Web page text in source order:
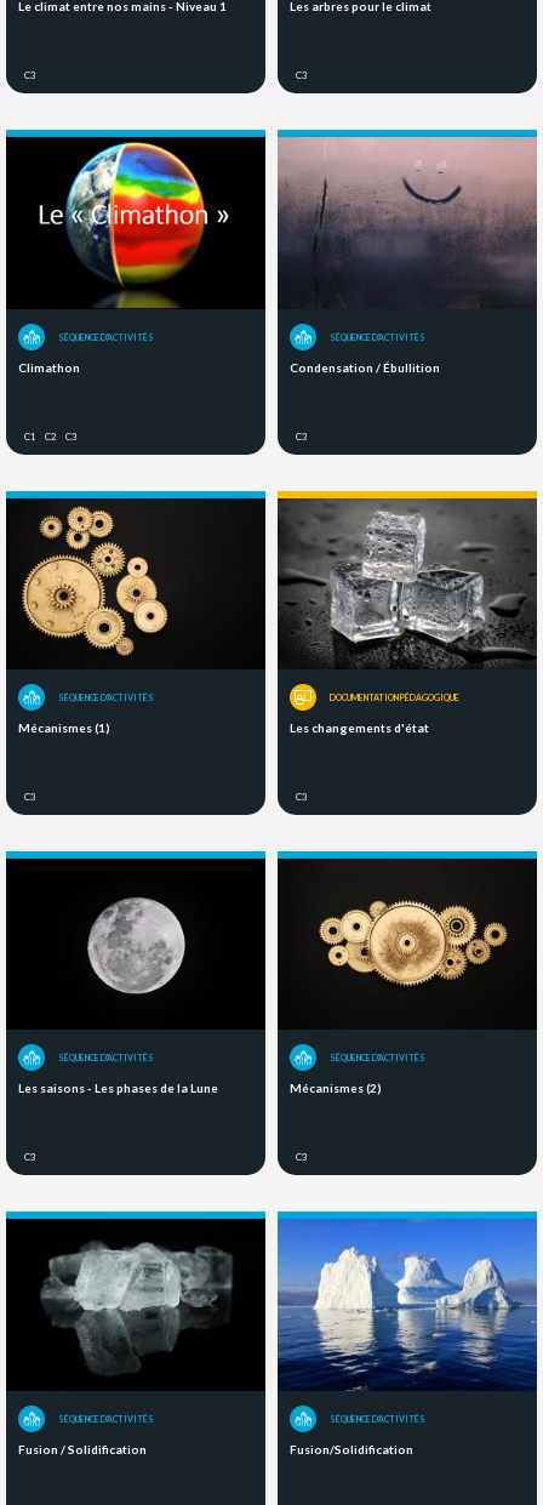
Le climat entre nos mains - Niveau 1
C3
Les arbres pour le climat
C3
SÉQUENCE D'ACTIVITÉS
Climathon
C1 C2 C3
SÉQUENCE D'ACTIVITÉS
Condensation / Ébullition
C3
SÉQUENCE D'ACTIVITÉS
Mécanismes (1)
C3
DOCUMENTATION PÉDAGOGIQUE
Les changements d'état
C3
SÉQUENCE D'ACTIVITÉS
Les saisons - Les phases de la Lune
C3
SÉQUENCE D'ACTIVITÉS
Mécanismes (2)
C3
SÉQUENCE D'ACTIVITÉS
Fusion / Solidification
SÉQUENCE D'ACTIVITÉS
Fusion/Solidification